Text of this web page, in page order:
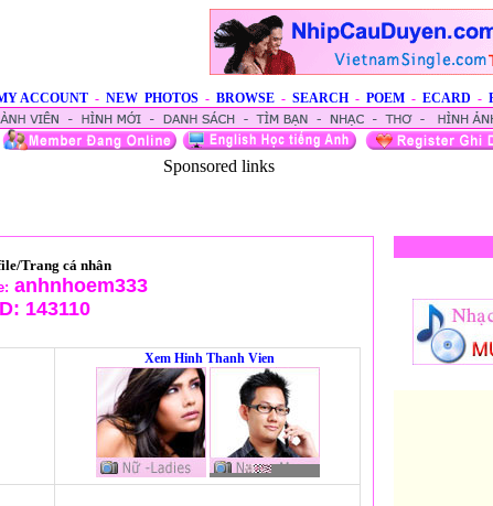
ACCOUNT - NEW PHOTOS - BROWSE - SEARCH - POEM - ECARD -
Sponsored links
Trang cá nhân
anhnhoem333
143110
Xem Hinh Thanh Vien